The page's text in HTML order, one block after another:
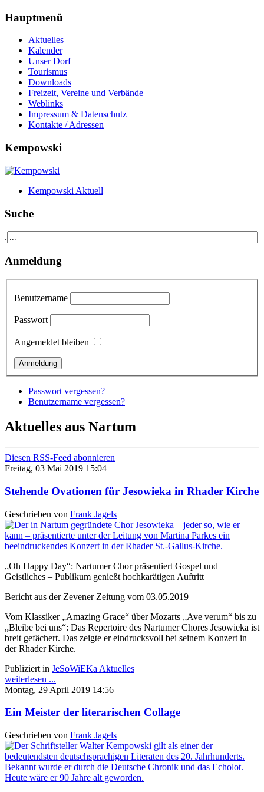
Hauptmenü
Aktuelles
Kalender
Unser Dorf
Tourismus
Downloads
Freizeit, Vereine und Verbände
Weblinks
Impressum & Datenschutz
Kontakte / Adressen
Kempowski
Kempowski Aktuell
Suche
.
Anmeldung
Benutzername
Passwort
Angemeldet bleiben
Passwort vergessen?
Benutzername vergessen?
Aktuelles aus Nartum
Diesen RSS-Feed abonnieren
Freitag, 03 Mai 2019 15:04
Stehende Ovationen für Jesowieka in Rhader Kirche
Geschrieben von Frank Jagels
„Oh Happy Day“: Nartumer Chor präsentiert Gospel und
Geistliches – Publikum genießt hochkarätigen Auftritt
Bericht aus der Zevener Zeitung vom 03.05.2019
Vom Klassiker „Amazing Grace“ über Mozarts „Ave verum“ bis zu
„Bleibe bei uns“: Das Repertoire des Nartumer Chores Jesowieka ist
breit gefächert. Das zeigte er eindrucksvoll bei seinem Konzert in
der Rhader Kirche.
Publiziert in JeSoWiEKa Aktuelles
weiterlesen ...
Montag, 29 April 2019 14:56
Ein Meister der literarischen Collage
Geschrieben von Frank Jagels